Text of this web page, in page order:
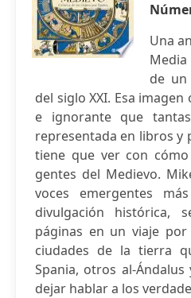
Una
Media
de
del siglo XXI. Esa
e ignorante que
representada en libros y
tiene que ver con
gentes del Medievo.
voces emergentes
divulgación histórica,
páginas en un viaje
ciudades de la tierra
Spania, otros al-
dejar hablar a los